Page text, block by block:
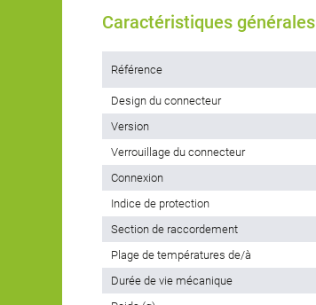
Caractéristiques générales
Référence
Design du connecteur
Version
Verrouillage du connecteur
Connexion
Indice de protection
Section de raccordement
Plage de températures de/à
Durée de vie mécanique